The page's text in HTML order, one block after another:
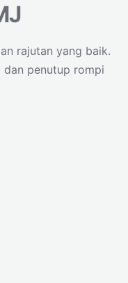
rajutan yang baik.
penutup rompi